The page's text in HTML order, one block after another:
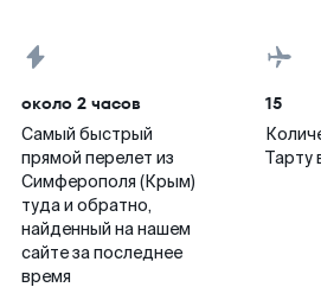
около 2 часов
Самый быстрый
прямой перелет из
Симферополя (Крым)
туда и обратно,
найденный на нашем
сайте за последнее
время
15
Тарту